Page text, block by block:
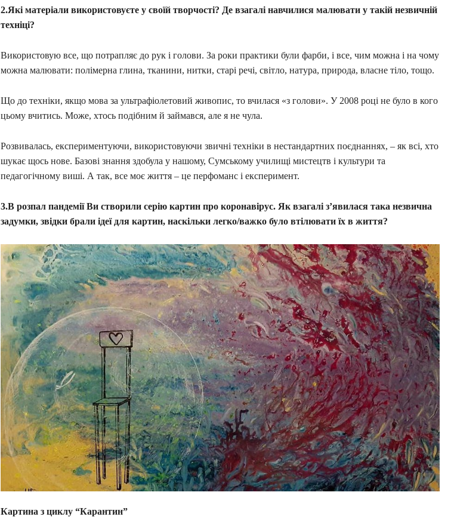
2.Які матеріали використовуєте у своїй творчості? Де взагалі навчилися малювати у такій незвичній
техніці?
Використовую все, що потрапляє до рук і голови. За роки практики були фарби, і все, чим можна і на чому
можна малювати: полімерна глина, тканини, нитки, старі речі, світло, натура, природа, власне тіло, тощо.
Що до техніки, якщо мова за ультрафіолетовий живопис, то вчилася «з голови». У 2008 році не було в кого
цьому вчитись. Може, хтось подібним й займався, але я не чула.
Розвивалась, експериментуючи, використовуючи звичні техніки в нестандартних поєднаннях, – як всі, хто
шукає щось нове. Базові знання здобула у нашому, Сумському училищі мистецтв і культури та
педагогічному виші. А так, все моє життя – це перфоманс і експеримент.
3.В розпал пандемії Ви створили серію картин про коронавірус. Як взагалі з’явилася така незвична
задумки, звідки брали ідеї для картин, наскільки легко/важко було втілювати їх в життя?
Картина з циклу “Карантин”